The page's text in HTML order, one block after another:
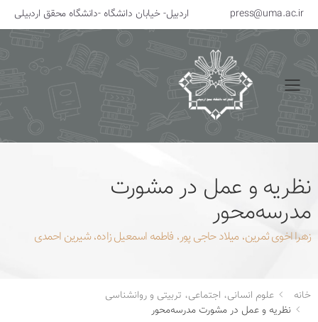
press@uma.ac.ir اردبیل- خیابان دانشگاه -دانشگاه محقق اردبیلی
منو
نظریه و عمل در مشورت
مدرسه‌محور
زهرا اخوی ثمرین، میلاد حاجی پور، فاطمه اسمعیل زاده، شیرین احمدی
خانه
علوم انسانی، اجتماعی، تربیتی و روانشناسی
نظریه و عمل در مشورت مدرسه‌محور